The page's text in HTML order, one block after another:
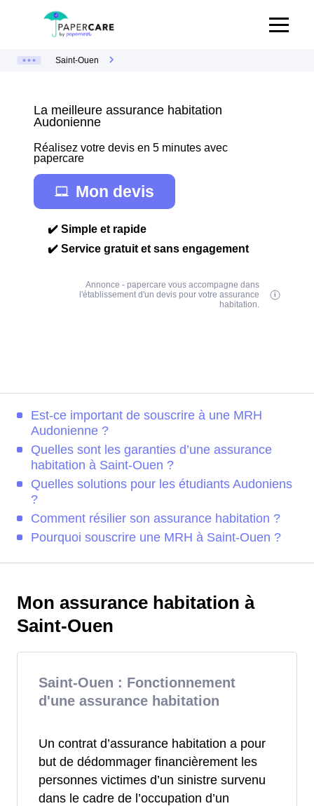
Saint-Ouen
La meilleure assurance habitation
Audonienne
Réalisez votre devis en 5 minutes avec
papercare
Mon devis
✔️ Simple et rapide
✔️ Service gratuit et sans engagement
Annonce - papercare vous accompagne dans
l'établissement d'un devis pour votre assurance
habitation.
Est-ce important de souscrire à une MRH
Audonienne ?
Quelles sont les garanties d’une assurance
habitation à Saint-Ouen ?
Quelles solutions pour les étudiants Audoniens
?
Comment résilier son assurance habitation ?
Pourquoi souscrire une MRH à Saint-Ouen ?
Mon assurance habitation à
Saint-Ouen
Saint-Ouen : Fonctionnement
d'une assurance habitation
Un contrat d’assurance habitation a pour
but de dédommager financièrement les
personnes victimes d’un sinistre survenu
dans le cadre de l’occupation d’un